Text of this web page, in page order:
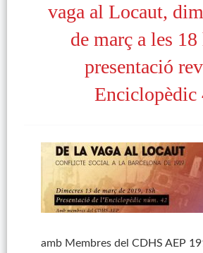
vaga al Locaut,
de març a les 18
presentació
Enciclopèdic
amb Membres del CDHS AEP